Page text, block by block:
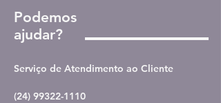
Podemos
ajudar?
Serviço de Atendimento ao Cliente
(24) 99322-1110